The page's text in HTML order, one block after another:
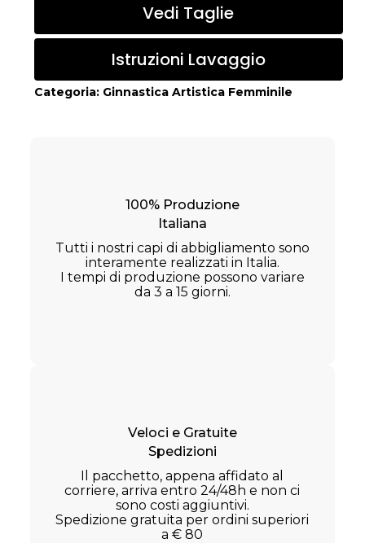
Vedi Taglie
Istruzioni Lavaggio
Categoria: Ginnastica Artistica Femminile
100% Produzione
Italiana
Tutti i nostri capi di abbigliamento sono
interamente realizzati in Italia.
I tempi di produzione possono variare
da 3 a 15 giorni.
Veloci e Gratuite
Spedizioni
Il pacchetto, appena affidato al
corriere, arriva entro 24/48h e non ci
sono costi aggiuntivi.
Spedizione gratuita per ordini superiori
a € 80